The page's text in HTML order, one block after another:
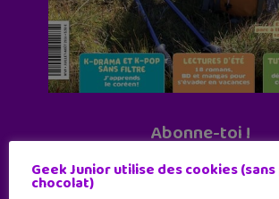
Abonne-toi !
11 numéros par an
Geek Junior utilise des cookies
chocolat)